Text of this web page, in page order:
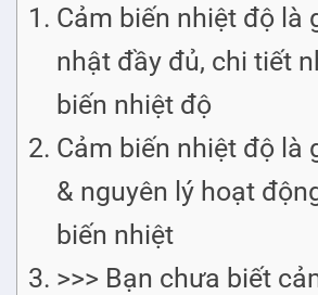
Cảm biến nhiệt độ là
nhật đầy đủ, chi tiết
biến nhiệt độ
Cảm biến nhiệt độ là
& nguyên lý hoạt
biến nhiệt
>>> Bạn chưa biết